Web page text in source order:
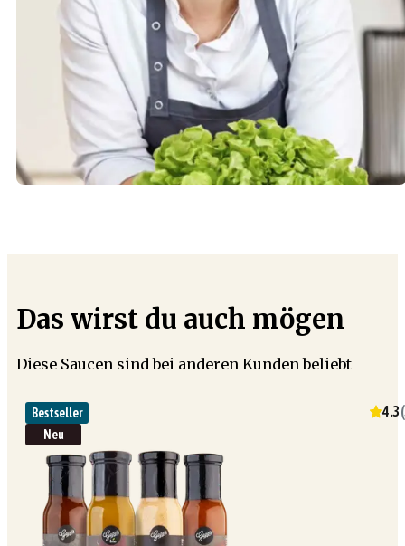
Das wirst du auch mögen
Diese Saucen sind bei anderen Kunden beliebt
Bestseller
Neu
4.3(